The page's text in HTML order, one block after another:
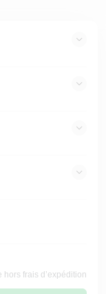
hors frais d’expédition